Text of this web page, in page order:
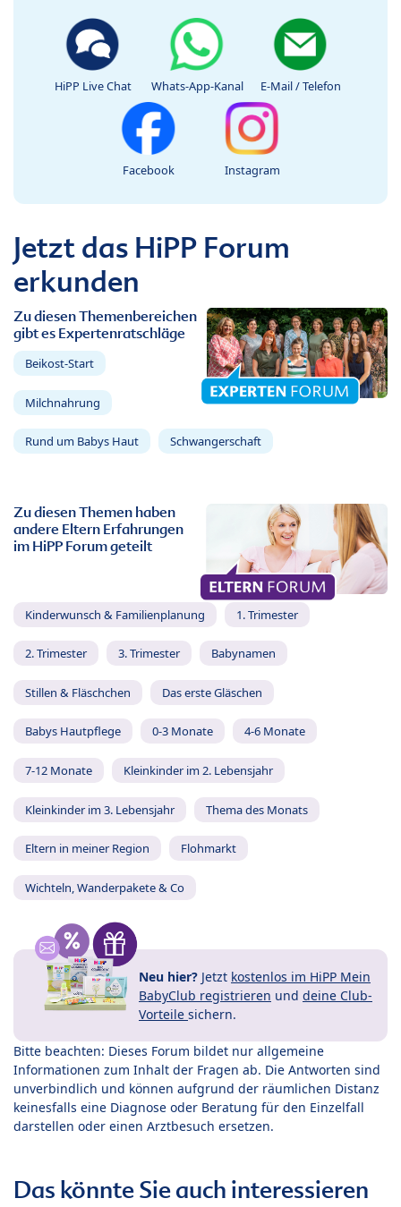
HiPP Live Chat Whats-App-Kanal E-Mail / Telefon
Facebook Instagram
Jetzt das HiPP Forum
erkunden
Zu diesen Themenbereichen
gibt es Expertenratschläge
Beikost-Start
Milchnahrung
Rund um Babys Haut Schwangerschaft
Zu diesen Themen haben
andere Eltern Erfahrungen
im HiPP Forum geteilt
Kinderwunsch & Familienplanung 1. Trimester
2. Trimester 3. Trimester Babynamen
Stillen & Fläschchen Das erste Gläschen
Babys Hautpflege 0-3 Monate 4-6 Monate
7-12 Monate Kleinkinder im 2. Lebensjahr
Kleinkinder im 3. Lebensjahr Thema des Monats
Eltern in meiner Region Flohmarkt
Wichteln, Wanderpakete & Co
Neu hier? Jetzt kostenlos im HiPP Mein
BabyClub registrieren und deine Club-
Vorteile sichern.
Bitte beachten: Dieses Forum bildet nur allgemeine
Informationen zum Inhalt der Fragen ab. Die Antworten sind
unverbindlich und können aufgrund der räumlichen Distanz
keinesfalls eine Diagnose oder Beratung für den Einzelfall
darstellen oder einen Arztbesuch ersetzen.
Das könnte Sie auch interessieren